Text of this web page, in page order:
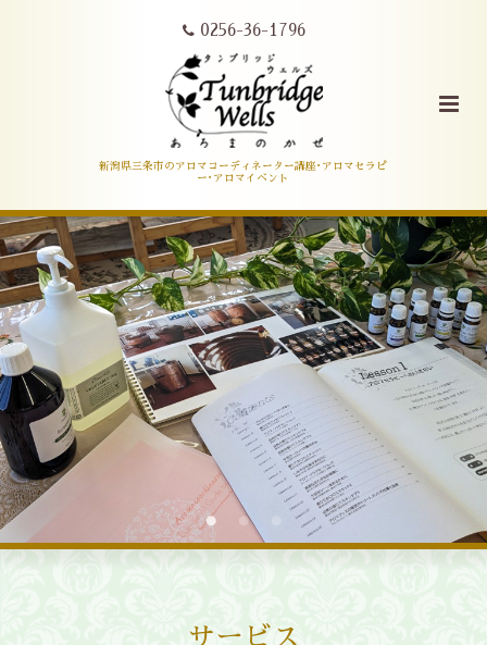
0256-36-1796
新潟県三条市のアロマコーディネーター講座･アロマセラピ
ー･アロマイベント
サービス